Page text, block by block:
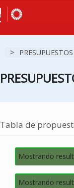
>
Tabla de
Mostrando
Mostrando